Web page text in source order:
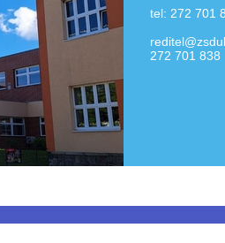
tel: 272 701
272 701 838